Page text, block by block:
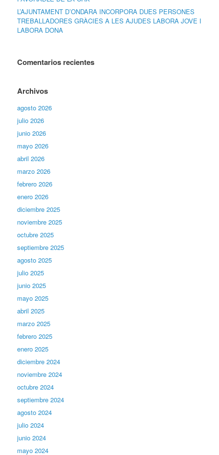
L’AJUNTAMENT D’ONDARA INCORPORA DUES PERSONES
TREBALLADORES GRÀCIES A LES AJUDES LABORA JOVE I
LABORA DONA
Comentarios recientes
Archivos
agosto 2026
julio 2026
junio 2026
mayo 2026
abril 2026
marzo 2026
febrero 2026
enero 2026
diciembre 2025
noviembre 2025
octubre 2025
septiembre 2025
agosto 2025
julio 2025
junio 2025
mayo 2025
abril 2025
marzo 2025
febrero 2025
enero 2025
diciembre 2024
noviembre 2024
octubre 2024
septiembre 2024
agosto 2024
julio 2024
junio 2024
mayo 2024